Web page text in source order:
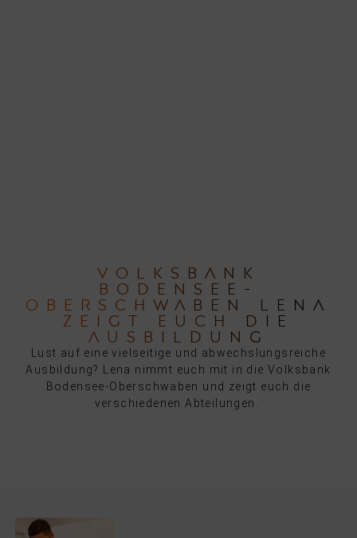
VOLKSBANK
BODENSEE-
OBERSCHWABEN LENA
ZEIGT EUCH DIE
AUSBILDUNG
Lust auf eine vielseitige und abwechslungsreiche
Ausbildung? Lena nimmt euch mit in die Volksbank
Bodensee-Oberschwaben und zeigt euch die
verschiedenen Abteilungen.